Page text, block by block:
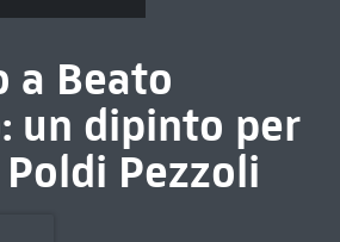
a Beato
un dipinto per
Pezzoli